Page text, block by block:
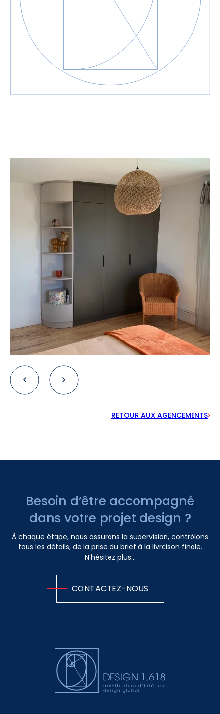
RETOUR AUX AGENCEMENTS
Besoin d’être accompagné
dans votre projet design ?
À chaque étape, nous assurons la supervision, contrôlons
tous les détails, de la prise du brief à la livraison finale.
N’hésitez plus...
CONTACTEZ-NOUS